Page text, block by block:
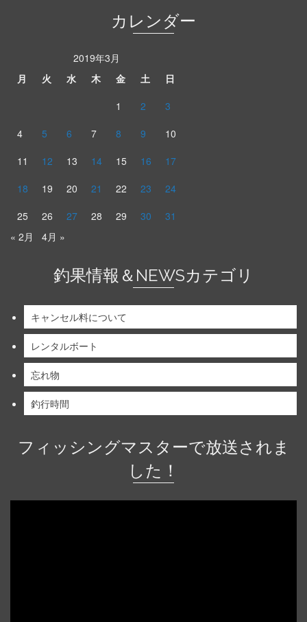
カレンダー
2019年3月
月
火 水 木 金 土
日
1
2
3
4
5 6 7 8 9
10
11
12 13 14 15 16
17
18
19 20 21 22 23
24
25
26 27 28 29 30
31
« 2月
4月 »
釣果情報＆NEWSカテゴリ
キャンセル料について
レンタルボート
忘れ物
釣行時間
フィッシングマスターで放送されま
した！